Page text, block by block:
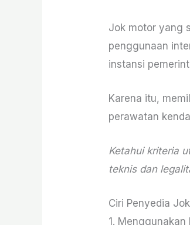
Jok motor yang
penggunaan
instansi
Karena itu,
perawatan
Ketahui kriteria
teknis dan
Ciri Penyedia
1.